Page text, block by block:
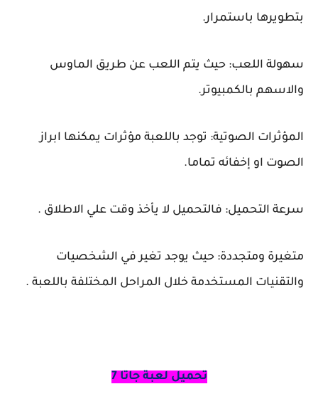
بتطويرها باستمرار.
سهولة اللعب: حيث يتم اللعب عن طريق الماوس
والاسهم بالكمبيوتر.
المؤثرات الصوتية: توجد باللعبة مؤثرات يمكنها ابراز
الصوت او إخفائه تماما.
سرعة التحميل: فالتحميل لا يأخذ وقت علي الاطلاق .
متغيرة ومتجددة: حيث يوجد تغير في الشخصيات
والتقنيات المستخدمة خلال المراحل المختلفة باللعبة .
تحميل لعبة جاتا 7